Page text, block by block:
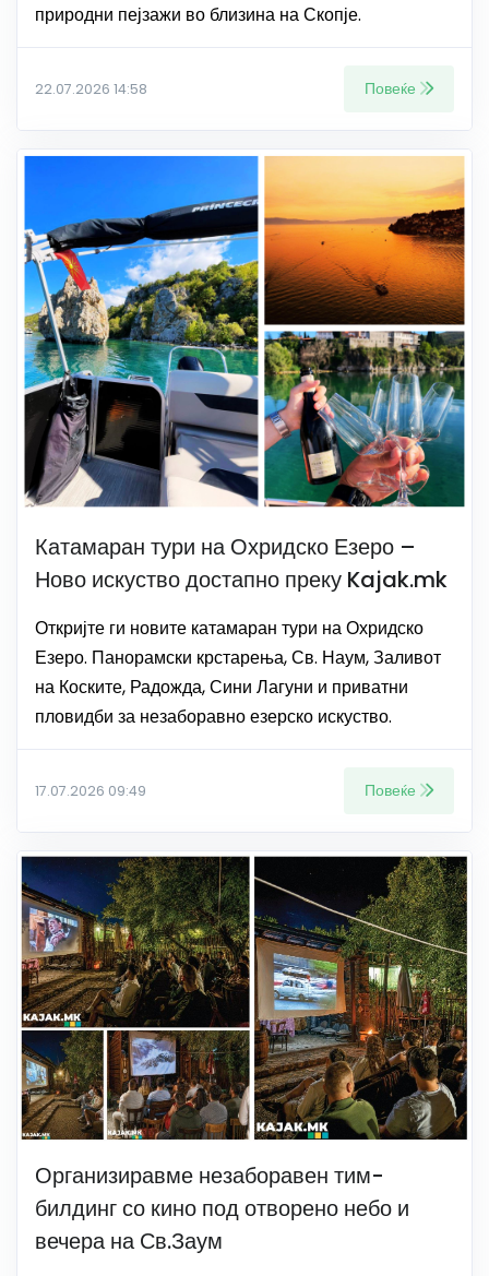
природни пејзажи во близина на Скопје.
22.07.2026 14:58 Повеќе
Катамаран тури на Охридско Езеро –
Ново искуство достапно преку Kajak.mk
Откријте ги новите катамаран тури на Охридско
Езеро. Панорамски крстарења, Св. Наум, Заливот
на Коските, Радожда, Сини Лагуни и приватни
пловидби за незаборавно езерско искуство.
17.07.2026 09:49 Повеќе
Организиравме незаборавен тим-
билдинг со кино под отворено небо и
вечера на Св.Заум